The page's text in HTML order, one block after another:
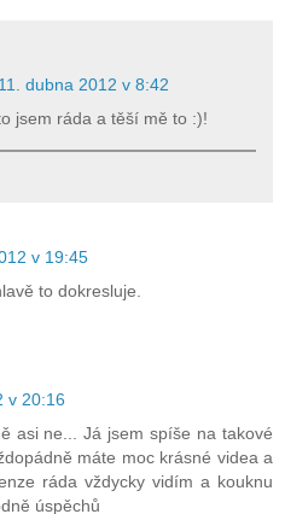
11. dubna 2012 v 8:42
jsem ráda a těší mě to :)!
v 19:45
to dokresluje.
v 20:16
asi ne... Já jsem spíše na takové
máte moc krásné videa a
ráda vždycky vidím a kouknu
úspěchů